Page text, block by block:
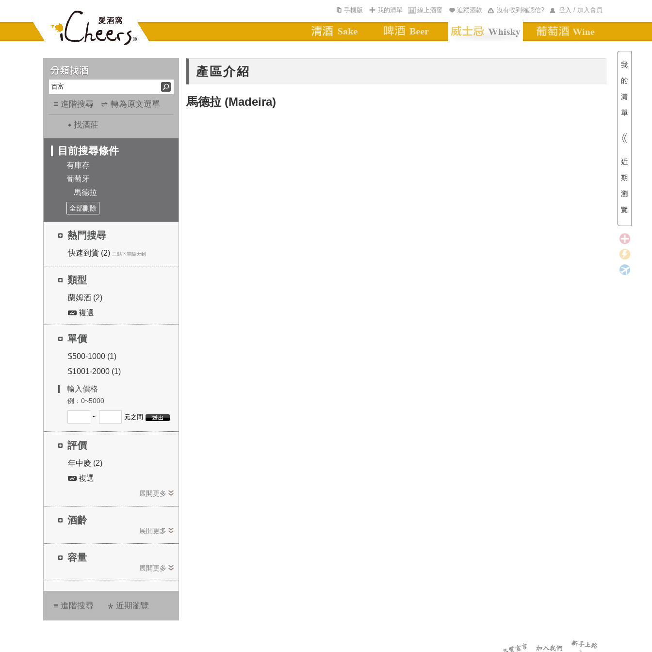
登入 / 加入會員
沒有收到確認信?
追蹤酒款
線上酒窖
我的清單
手機版
進階搜尋 轉為原文選單
找酒莊
目前搜尋條件
有庫存
葡萄牙
馬德拉
全部刪除
熱門搜尋
快速到貨 (2) 三點下單隔天到
類型
蘭姆酒 (2)
複選
單價
$500-1000 (1)
$1001-2000 (1)
輸入價格
例：0~5000
~ 元之間
評價
年中慶 (2)
複選
展開更多
酒齡
展開更多
容量
展開更多
進階搜尋 近期瀏覽
產區介紹
馬德拉 (Madeira)